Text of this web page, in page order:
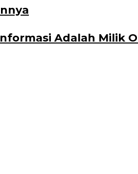
Adalah Milik